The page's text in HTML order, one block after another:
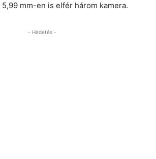
mm-en is elfér három kamera.
- Hirdetés -